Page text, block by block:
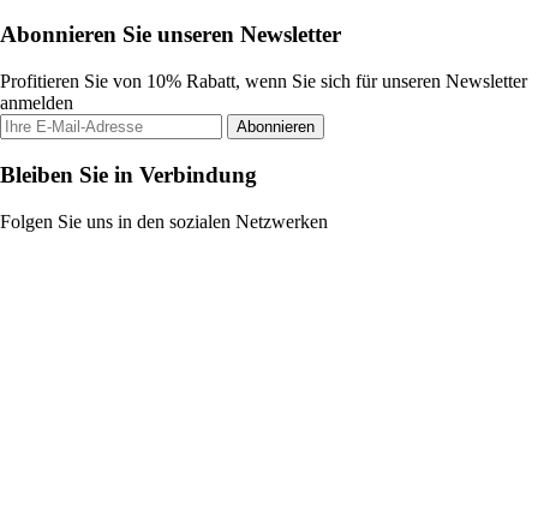
Abonnieren Sie unseren Newsletter
Profitieren Sie von 10% Rabatt, wenn Sie sich für unseren Newsletter
anmelden
Abonnieren
Bleiben Sie in Verbindung
Folgen Sie uns in den sozialen Netzwerken